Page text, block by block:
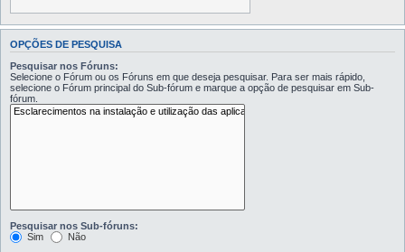
OPÇÕES DE PESQUISA
Pesquisar nos Fóruns:
Selecione o Fórum ou os Fóruns em que deseja pesquisar. Para ser mais rápido,
selecione o Fórum principal do Sub-fórum e marque a opção de pesquisar em Sub-
fórum.
Pesquisar nos Sub-fóruns:
Sim
Não